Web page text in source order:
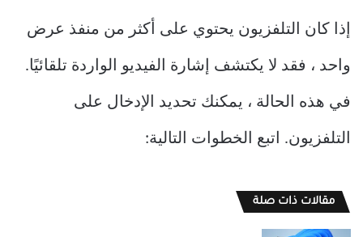
إذا كان التلفزيون يحتوي على أكثر من منفذ عرض
واحد ، فقد لا يكتشف إشارة الفيديو الواردة تلقائيًا.
في هذه الحالة ، يمكنك تحديد الإدخال على
التلفزيون. اتبع الخطوات التالية:
مقالات ذات صلة